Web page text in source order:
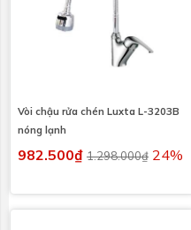
Vòi chậu rửa chén Luxta L-3203B
nóng lạnh
982.500₫ 1.298.000₫ 24%